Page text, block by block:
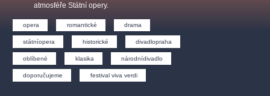
atmosféře Státní opery.
opera romantické drama
státníopera historické divadlopraha
oblíbené klasika národnídivadlo
doporučujeme festival viva verdi
Nejnavštěvovanější
muzikálypraha divadlopraha sleva
filmováhudba státníopera rudolfinum
národnídivadlo činohra